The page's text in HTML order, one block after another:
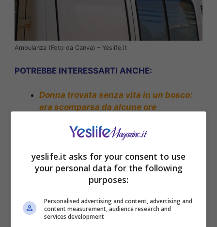
Ambulanza (Foto da Canva) – Yeslife.it
POTREBBE INTERESSARTI ANCHE:
Donna trovata senza vita in un bosco:
era scomparsa da alcune ore
yeslife.it asks for your consent to use
your personal data for the following
purposes:
Personalised advertising and content, advertising and
content measurement, audience research and
services development